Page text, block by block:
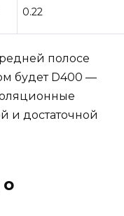
0.22
полосе
будет D400 —
и достаточной